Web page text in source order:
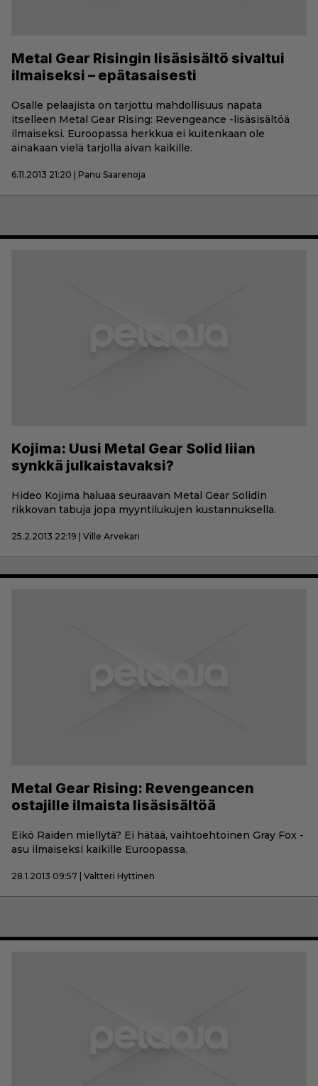
Metal Gear Risingin lisäsisältö sivaltui
ilmaiseksi – epätasaisesti
Osalle pelaajista on tarjottu mahdollisuus napata
itselleen Metal Gear Rising: Revengeance -lisäsisältöä
ilmaiseksi. Euroopassa herkkua ei kuitenkaan ole
ainakaan vielä tarjolla aivan kaikille.
6.11.2013 21:20 | Panu Saarenoja
Kojima: Uusi Metal Gear Solid liian
synkkä julkaistavaksi?
Hideo Kojima haluaa seuraavan Metal Gear Solidin
rikkovan tabuja jopa myyntilukujen kustannuksella.
25.2.2013 22:19 | Ville Arvekari
Metal Gear Rising: Revengeancen
ostajille ilmaista lisäsisältöä
Eikö Raiden miellytä? Ei hätää, vaihtoehtoinen Gray Fox -
asu ilmaiseksi kaikille Euroopassa.
28.1.2013 09:57 | Valtteri Hyttinen